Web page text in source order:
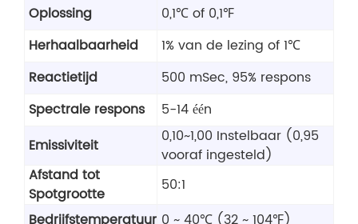
Oplossing
0,1℃ of 0,1℉
Herhaalbaarheid
1% van de lezing of 1℃
Reactietijd
500 mSec, 95% respons
Spectrale respons
5-14 één
Emissiviteit
0,10~1,00 Instelbaar (0,95
vooraf ingesteld)
Afstand tot
Spotgrootte
50:1